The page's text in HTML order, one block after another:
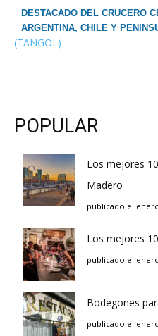
DESTACADO DEL CRUCERO
ARGENTINA, CHILE Y
(TANGOL)
POPULAR
Los mejores
Madero
publicado el
Los mejores
publicado el
Bodegones
publicado el